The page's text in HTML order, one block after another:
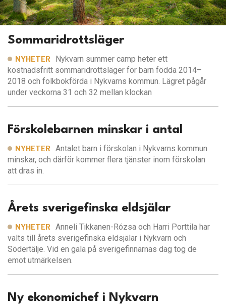
Sommaridrottsläger
NYHETER
Nykvarn summer camp heter ett
kostnadsfritt sommaridrottsläger för barn födda 2014–
2018 och folkbokförda i Nykvarns kommun. Lägret pågår
under veckorna 31 och 32 mellan klockan
Förskolebarnen minskar i antal
NYHETER Antalet barn i förskolan i Nykvarns kommun
minskar, och därför kommer flera tjänster inom förskolan
att dras in.
Årets sverigefinska eldsjälar
NYHETER Anneli Tikkanen-Rózsa och Harri Porttila har
valts till årets sverigefinska eldsjälar i Nykvarn och
Södertälje. Vid en gala på sverigefinnarnas dag tog de
emot utmärkelsen.
Ny ekonomichef i Nykvarn